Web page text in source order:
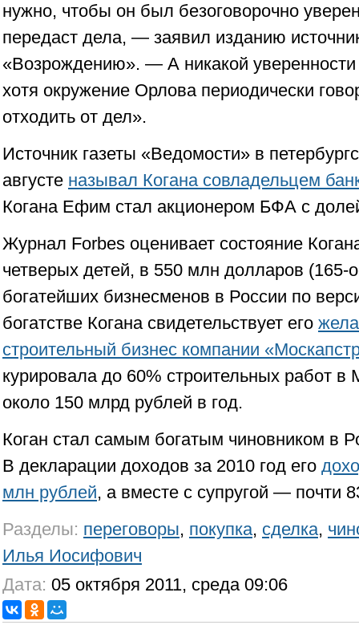
нужно, чтобы он был безоговорочно
передаст дела, — заявил изданию
«Возрождению». — А никакой уверенности
хотя окружение Орлова периодически
отходить от дел».
Источник газеты «Ведомости» в
августе называл Когана совладельцем
Когана Ефим стал акционером БФА с
Журнал Forbes оценивает состояние
четверых детей, в 550 млн долларов (165-
богатейших бизнесменов в России по
богатстве Когана свидетельствует его
строительный бизнес компании
курировала до 60% строительных работ в
около 150 млрд рублей в год.
Коган стал самым богатым чиновником в
В декларации доходов за 2010 год его
млн рублей, а вместе с супругой — почти
Разделы: переговоры, покупка, сделка,
Илья Иосифович
Дата: 05 октября 2011, среда 09:06